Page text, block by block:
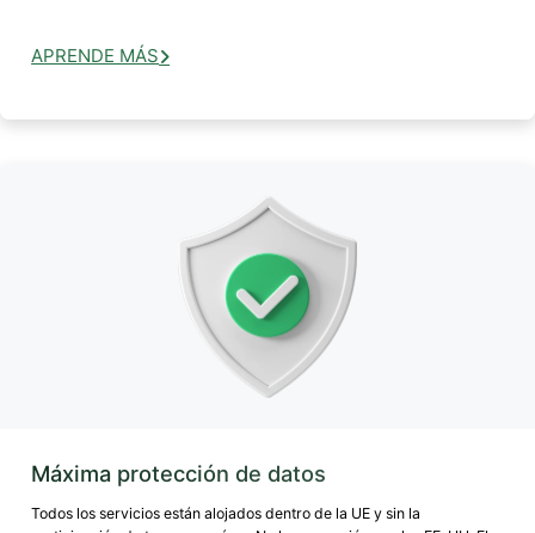
APRENDE MÁS
Máxima protección de datos
Todos los servicios están alojados dentro de la UE y sin la